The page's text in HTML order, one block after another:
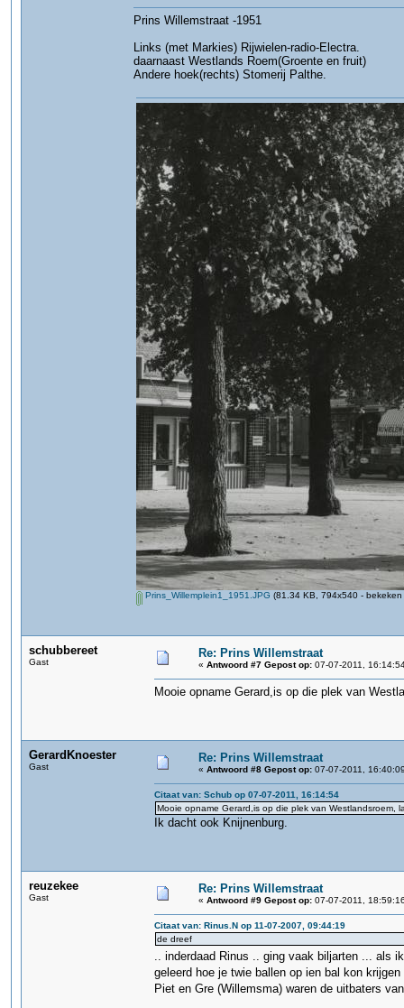
Prins Willemstraat -1951
Links (met Markies) Rijwielen-radio-Electra.
daarnaast Westlands Roem(Groente en fruit)
Andere hoek(rechts) Stomerij Palthe.
Prins_Willemplein1_1951.JPG (81.34 KB, 794x540 - bekeken
schubbereet
Gast
Re: Prins Willemstraat
« Antwoord #7 Gepost op: 07-07-2011,
Mooie opname Gerard,is op die plek van
GerardKnoester
Gast
Re: Prins Willemstraat
« Antwoord #8 Gepost op: 07-07-2011,
Citaat van: Schub op 07-07-2011, 16:14:54
Mooie opname Gerard,is op die plek van Westlandsroem,
Ik dacht ook Knijnenburg.
reuzekee
Gast
Re: Prins Willemstraat
« Antwoord #9 Gepost op: 07-07-2011,
Citaat van: Rinus.N op 11-07-2007, 09:44:19
de dreef
.. inderdaad Rinus .. ging vaak biljarten ... als
geleerd hoe je twie ballen op ien bal kon
Piet en Gre (Willemsma) waren de uitbaters